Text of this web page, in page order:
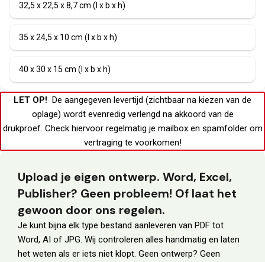
32,5 x 22,5 x 8,7 cm (l x b x h)
35 x 24,5 x 10 cm (l x b x h)
40 x 30 x 15 cm (l x b x h)
LET OP! De aangegeven levertijd (zichtbaar na kiezen van de
oplage) wordt evenredig verlengd na akkoord van de
drukproef. Check hiervoor regelmatig je mailboxen spamfolderom
vertraging te voorkomen!
Upload je eigen ontwerp. Word, Excel,
Publisher? Geen probleem! Of laat het
gewoon door ons regelen.
Je kunt bijna elk type bestand aanleveren van PDF tot
Word, AI of JPG. Wij controleren alles handmatig en laten
het weten als er iets niet klopt. Geen ontwerp? Geen